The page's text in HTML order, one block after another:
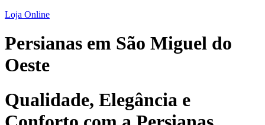
Loja Online
Persianas em São Miguel do
Oeste
Qualidade, Elegância e